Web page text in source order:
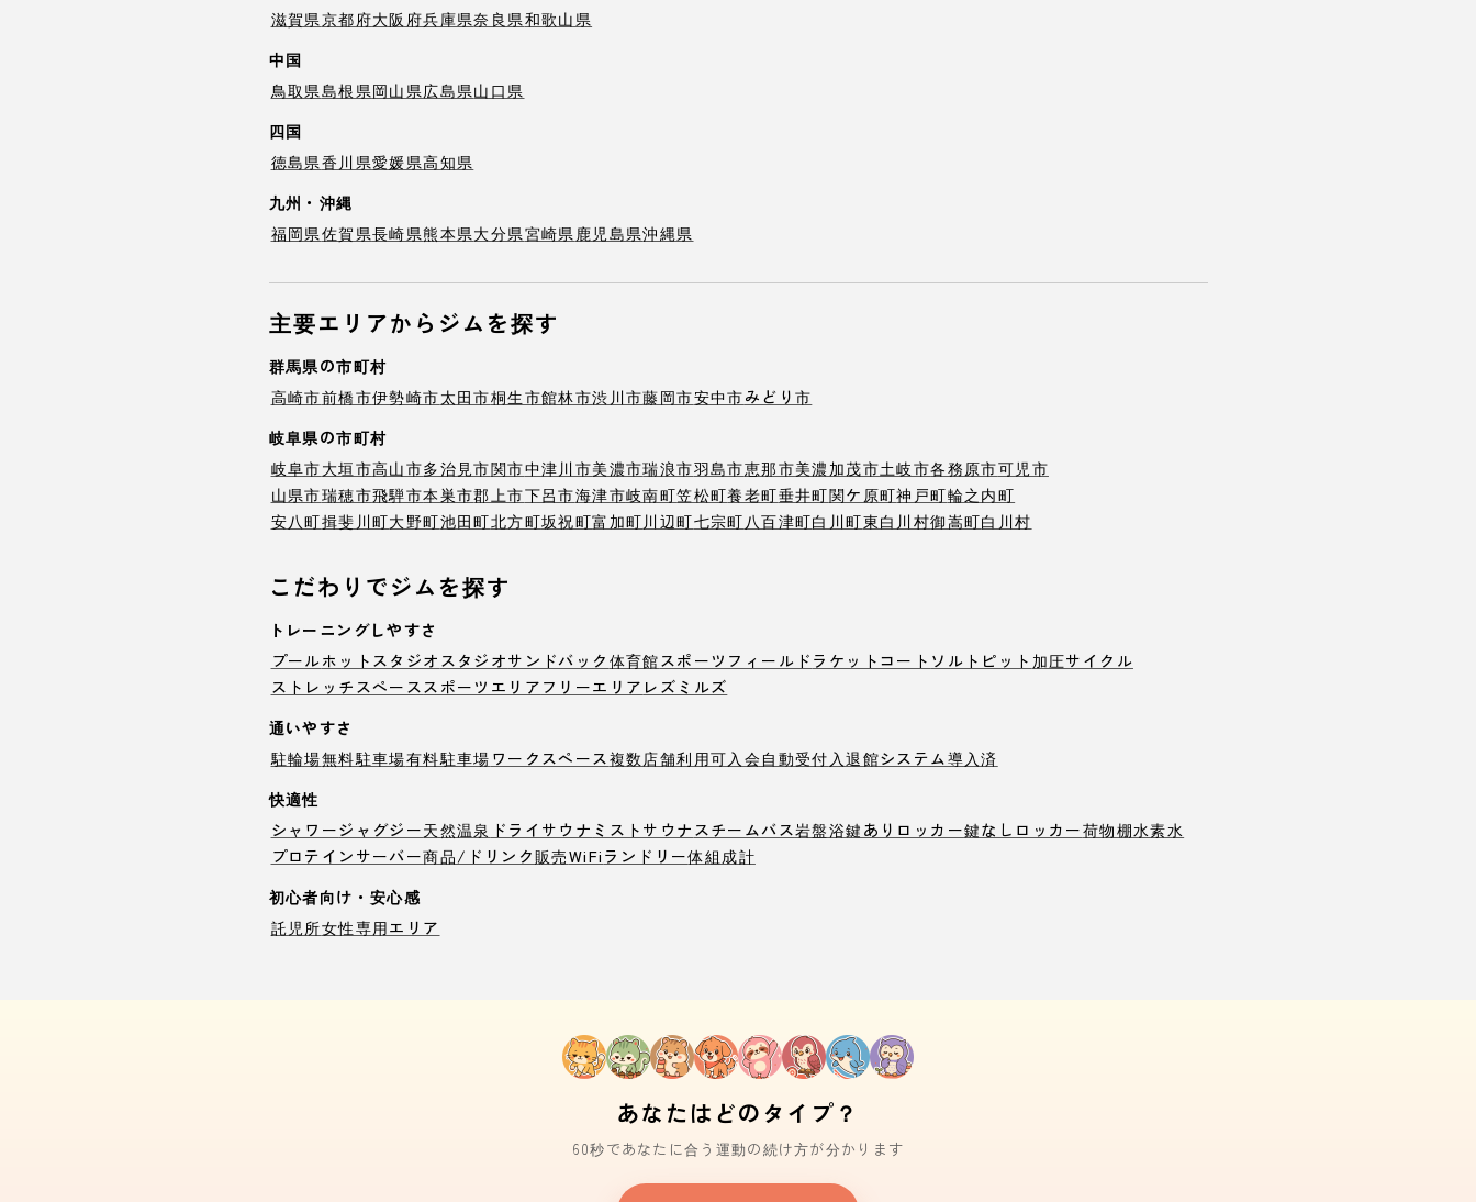
滋賀県京都府大阪府兵庫県奈良県和歌山県
中国
鳥取県島根県岡山県広島県山口県
四国
徳島県香川県愛媛県高知県
九州・沖縄
福岡県佐賀県長崎県熊本県大分県宮崎県鹿児島県沖縄県
主要エリアからジムを探す
群馬県の市町村
高崎市前橋市伊勢崎市太田市桐生市館林市渋川市藤岡市安中市みどり市
岐阜県の市町村
岐阜市大垣市高山市多治見市関市中津川市美濃市瑞浪市羽島市恵那市美濃加茂市土岐市各務原市可児市
山県市瑞穂市飛騨市本巣市郡上市下呂市海津市岐南町笠松町養老町垂井町関ケ原町神戸町輪之内町
安八町揖斐川町大野町池田町北方町坂祝町富加町川辺町七宗町 八百津町白川町東白川村御嵩町白川村
こだわりでジムを探す
トレーニングしやすさ
プールホットスタジオ スタジオサンドバック 体育館スポーツフィールド ラケットコート ソルトピット 加圧サイクル
ストレッチスペーススポーツエリア フリーエリア レズミルズ
通いやすさ
駐輪場無料駐車場有料駐車場 ワークスペース複数店舗利用可入会自動受付 入退館システム導入済
快適性
シャワージャグジー天然温泉 ドライサウナ ミストサウナ スチームバス岩盤浴鍵ありロッカー鍵なしロッカー荷物棚水素水
プロテインサーバー商品/ドリンク販売WiFi ランドリー体組成計
初心者向け・安心感
託児所女性専用エリア
あなたはどのタイプ？
60秒であなたに合う運動の続け方が分かります